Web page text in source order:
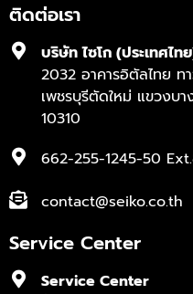
ติดต่อเรา
บริษัท ไซโก (ประเทศไ
2032 อาคารอิตัลไทย ท
เพชรบุรีตัดใหม่ แขวงบ
10310
662-255-1245-50
contact@seiko.co.th
Service Center
Service Center